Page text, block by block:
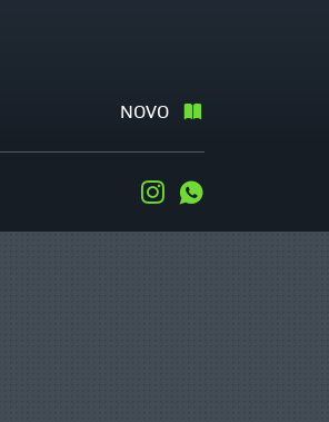
NOVO
Instagram